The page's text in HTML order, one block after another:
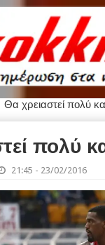
Θα χρειαστεί πολύ
πολύ
21:45 - 23/02/2016